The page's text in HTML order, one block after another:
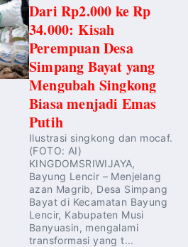
Dari Rp2.000 ke Rp
34.000: Kisah
Perempuan Desa
Simpang Bayat yang
Mengubah Singkong
Biasa menjadi Emas
Putih
Ilustrasi singkong dan mocaf.
(FOTO: AI)
KINGDOMSRIWIJAYA,
Bayung Lencir – Menjelang
azan Magrib, Desa Simpang
Bayat di Kecamatan Bayung
Lencir, Kabupaten Musi
Banyuasin, mengalami
transformasi yang t...